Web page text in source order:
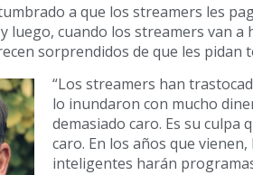
a que los streamers les
luego, cuando los streamers van a
sorprendidos de que les pidan
“Los streamers han
lo inundaron con mucho
demasiado caro. Es su culpa
caro. En los años que
inteligentes harán